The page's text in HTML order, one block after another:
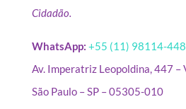
Cidadão.
WhatsApp: +55 (11) 98114-
Av. Imperatriz Leopoldina, 447 –
São Paulo – SP – 05305-010